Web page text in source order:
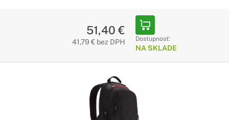
51,40 €
41,79 € bez DPH Dostupnosť:
NA SKLADE